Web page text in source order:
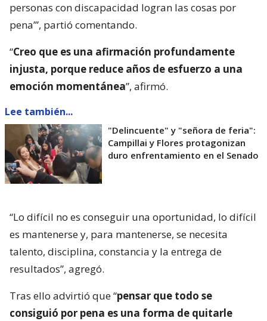
personas con discapacidad logran las cosas por
pena’”, partió comentando.
“Creo que es una afirmación profundamente
injusta, porque reduce años de esfuerzo a una
emoción momentánea”, afirmó.
Lee también...
"Delincuente" y "señora de feria":
Campillai y Flores protagonizan
duro enfrentamiento en el Senado
“Lo difícil no es conseguir una oportunidad, lo difícil
es mantenerse y, para mantenerse, se necesita
talento, disciplina, constancia y la entrega de
resultados”, agregó.
Tras ello advirtió que “pensar que todo se
consiguió por pena es una forma de quitarle